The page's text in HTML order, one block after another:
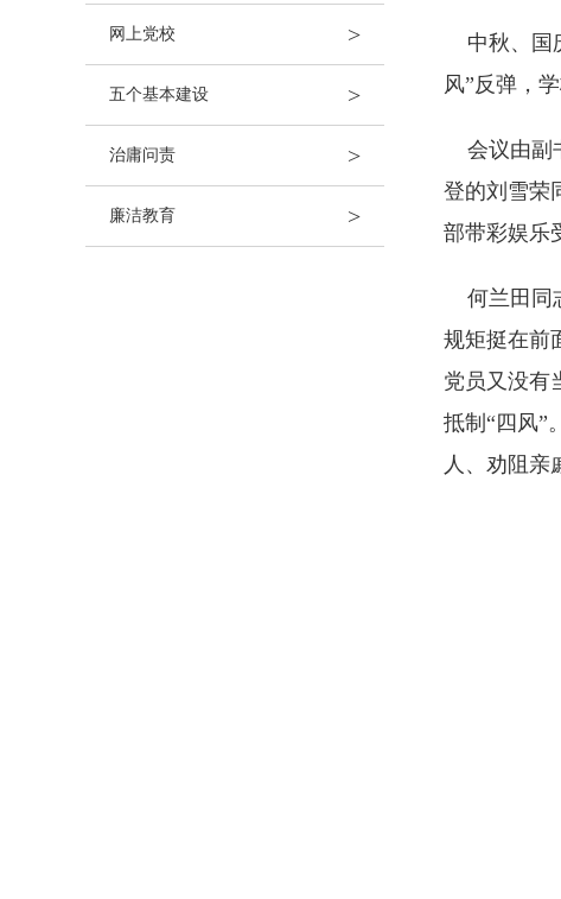
网上党校 >
五个基本建设 >
治庸问责 >
廉洁教育 >
中秋、国
风”反弹，
会议由副
登的刘雪荣
部带彩娱乐
何兰田同
规矩挺在前
党员又没有
抵制“四风”
人、劝阻亲